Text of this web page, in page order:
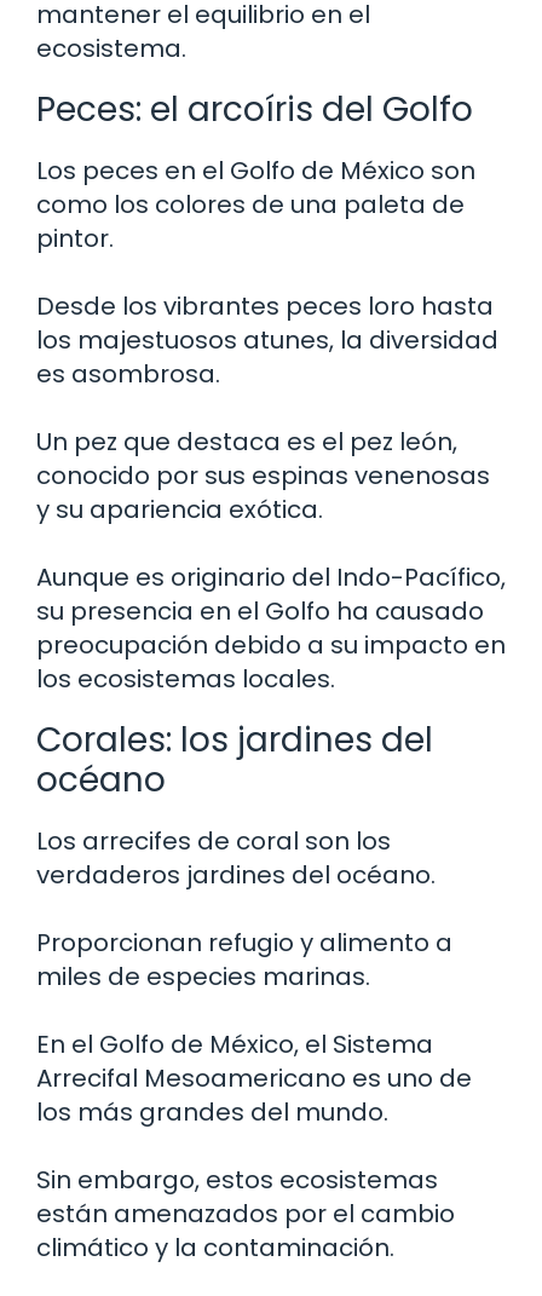
mantener el equilibrio en el
ecosistema.
Peces: el arcoíris del Golfo
Los peces en el Golfo de México son
como los colores de una paleta de
pintor.
Desde los vibrantes peces loro hasta
los majestuosos atunes, la diversidad
es asombrosa.
Un pez que destaca es el pez león,
conocido por sus espinas venenosas
y su apariencia exótica.
Aunque es originario del Indo-Pacífico,
su presencia en el Golfo ha causado
preocupación debido a su impacto en
los ecosistemas locales.
Corales: los jardines del
océano
Los arrecifes de coral son los
verdaderos jardines del océano.
Proporcionan refugio y alimento a
miles de especies marinas.
En el Golfo de México, el Sistema
Arrecifal Mesoamericano es uno de
los más grandes del mundo.
Sin embargo, estos ecosistemas
están amenazados por el cambio
climático y la contaminación.